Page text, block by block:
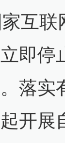
互联
即停
落实
开展